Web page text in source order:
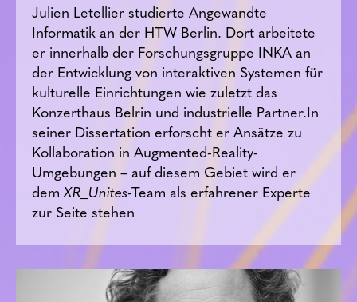
Julien Letellier studierte Angewandte
Informatik an der HTW Berlin. Dort arbeitete
er innerhalb der Forschungsgruppe INKA an
der Entwicklung von interaktiven Systemen für
kulturelle Einrichtungen wie zuletzt das
Konzerthaus Belrin und industrielle Partner.In
seiner Dissertation erforscht er Ansätze zu
Kollaboration in Augmented-Reality-
Umgebungen – auf diesem Gebiet wird er
demXR_Unites-Team als erfahrener Experte
zur Seite stehen